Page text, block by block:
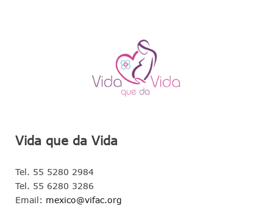
Vida que da Vida
Tel. 55 5280 2984
Tel. 55 6280 3286
Email: mexico@vifac.org